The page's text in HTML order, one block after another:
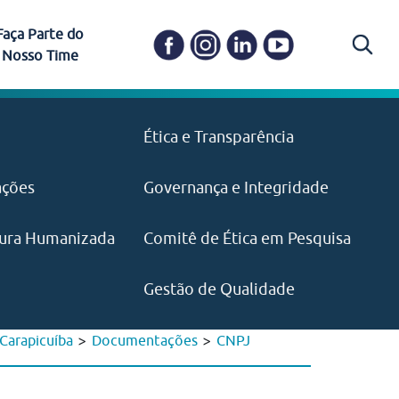
Ética e Transparência
Governança e Integridade
Humanizada Comitê de Ética em Pesquisa
Gestão de Qualidade
Carapicuíba
pelo CEJAM e(11) 97646‑2537
Parte do
Nosso Time
visão e valores?
> Documentações> CNPJ